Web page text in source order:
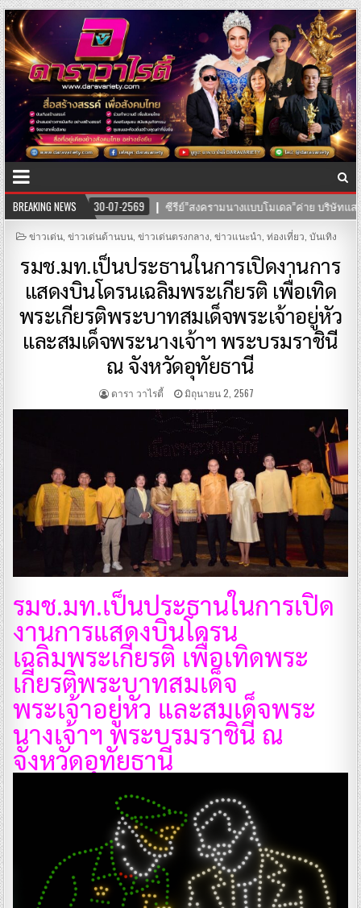
BREAKING NEWS
โมเดล”ค่าย บริษัทแสงตะวันฟิล์ม” นำทีมโดยตัวแม่ “อุ๊บ วิริยะ” ไชยภัทร กำกับก
POSTED
ข่าวเด่น ข่าวเด่นด้านบน ข่าวเด่นตรงกลาง ข่าวแนะนำ ท่องเที่ยว บันเทิง
รมช.มท.เป็นประธานในการเปิดงานการ
แสดงบินโดรนเฉลิมพระเกียรติ เพื่อเทิด
พระเกียรติพระบาทสมเด็จพระเจ้าอยู่หัว
และสมเด็จพระนางเจ้าฯ พระบรมราชินี
ณ จังหวัดอุทัยธานี
ดารา วาไรตี้ มิถุนายน 2, 2567
รมช.มท.เป็นประธานในการเปิด
งานการแสดงบินโดรน
เฉลิมพระเกียรติ เพื่อเทิดพระ
เกียรติพระบาทสมเด็จ
พระเจ้าอยู่หัว และสมเด็จพระ
นางเจ้าฯ พระบรมราชินี ณ
จังหวัดอุทัยธานี